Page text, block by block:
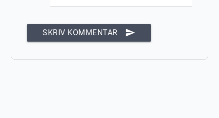
SKRIV KOMMENTAR send